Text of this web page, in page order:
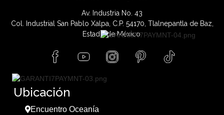
Av. Industria No. 43
Col. Industrial San Pablo Xalpa, C.P. 54170, Tlalnepantla de Baz,
Estado de México.
Ubicación
Encuentro Oceanía